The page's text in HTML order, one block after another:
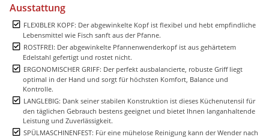
Ausstattung
FLEXIBLER KOPF: Der abgewinkelte Kopf ist flexibel und hebt empfindliche
Lebensmittel wie Fisch sanft aus der Pfanne.
ROSTFREI: Der abgewinkelte Pfannenwenderkopf ist aus gehärtetem
Edelstahl gefertigt und rostet nicht.
ERGONOMISCHER GRIFF: Der perfekt ausbalancierte, robuste Griff liegt
optimal in der Hand und sorgt für höchsten Komfort, Balance und
Kontrolle.
LANGLEBIG: Dank seiner stabilen Konstruktion ist dieses Küchenutensil für
den täglichen Gebrauch bestens geeignet und bietet Ihnen langanhaltende
Leistung und Zuverlässigkeit.
SPÜLMASCHINENFEST: Für eine mühelose Reinigung kann der Wender nach